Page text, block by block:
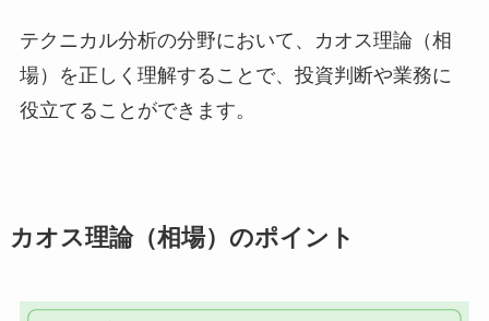
テクニカル分析の分野において、カオス理論（相
場）を正しく理解することで、投資判断や業務に
役立てることができます。
カオス理論（相場）のポイント